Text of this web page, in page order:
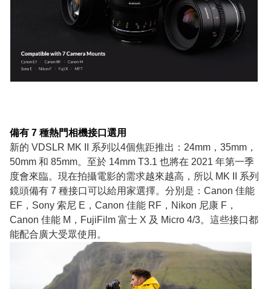
備有 7 種熱門相機接口選用
新的 VDSLR MK II 系列以4個焦距推出：24mm，35mm，
50mm 和 85mm。至於 14mm T3.1 也將在 2021 年第一季
度會來臨。現在拍攝電影的需求越來越高，所以 MK II 系列
鏡頭備有 7 種接口可以給用家選擇。分別是：Canon 佳能
EF，Sony 索尼 E，Canon 佳能 RF，Nikon 尼康 F，
Canon 佳能 M，FujiFilm 富士 X 及 Micro 4/3。這些接口都
能配合廣大受眾使用。